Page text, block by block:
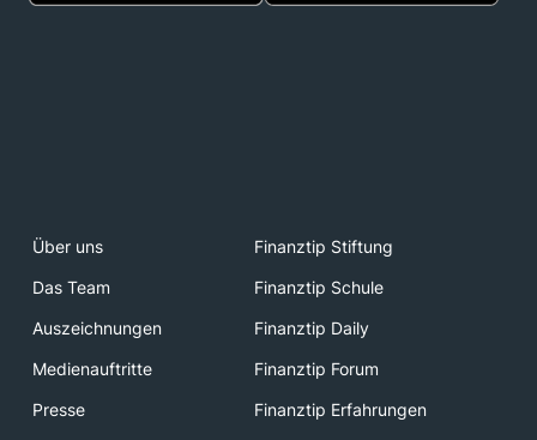
Über uns
Finanztip Stiftung
Das Team
Finanztip Schule
Auszeichnungen
Finanztip Daily
Medienauftritte
Finanztip Forum
Presse
Finanztip Erfahrungen